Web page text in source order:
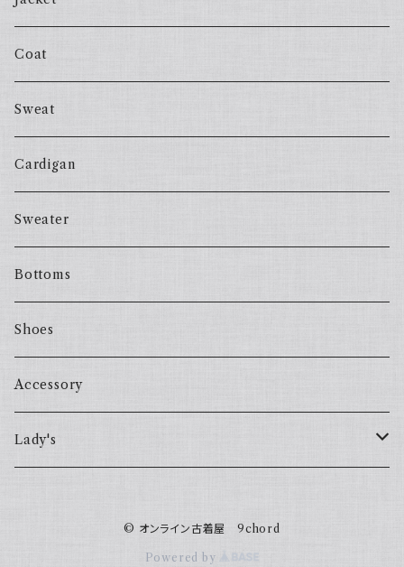
Coat
Sweat
Cardigan
Sweater
Bottoms
Shoes
Accessory
Lady's
© オンライン古着屋 9chord
Powered by